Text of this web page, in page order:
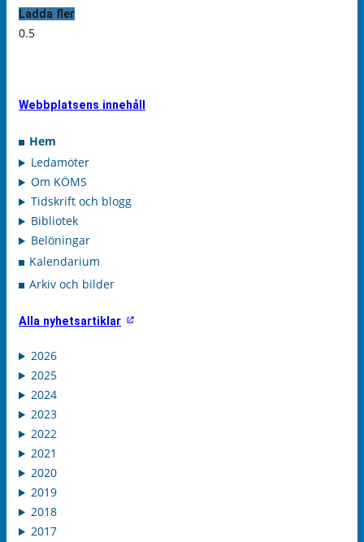
Ladda fler
Webbplatsens innehåll
Hem
Ledamöter
Om KÖMS
Tidskrift och blogg
Bibliotek
Belöningar
Kalendarium
Arkiv och bilder
Alla nyhetsartiklar
2026
2025
2024
2023
2022
2021
2020
2019
2018
2017